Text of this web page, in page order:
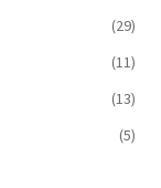
(29)
(11)
(13)
(5)